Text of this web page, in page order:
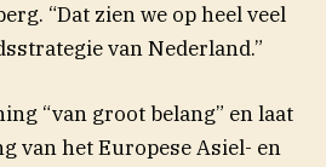
“Dat zien we op heel veel
van Nederland.”
“van groot belang” en laat
van het Europese Asiel- en